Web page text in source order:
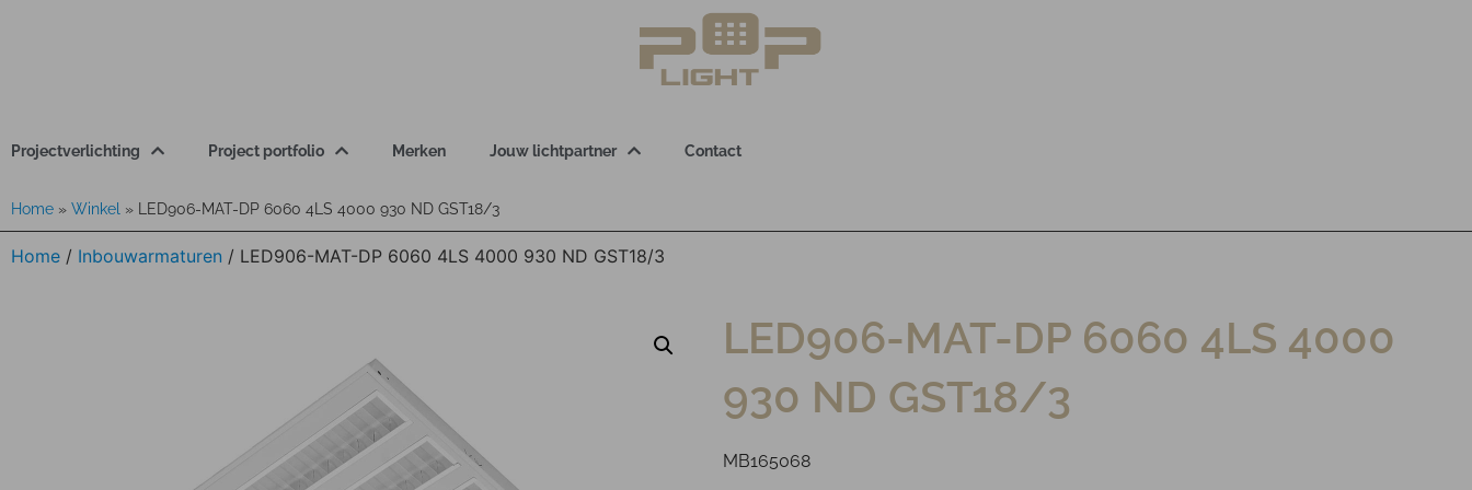
Projectverlichting Project portfolio Merken Jouw lichtpartner Contact
Home » Winkel » LED906-MAT-DP 6060 4LS 4000 930 ND GST18/3
Home / Inbouwarmaturen / LED906-MAT-DP 6060 4LS 4000 930 ND GST18/3
LED906-MAT-DP 6060 4LS 4000
930 ND GST18/3
MB165068